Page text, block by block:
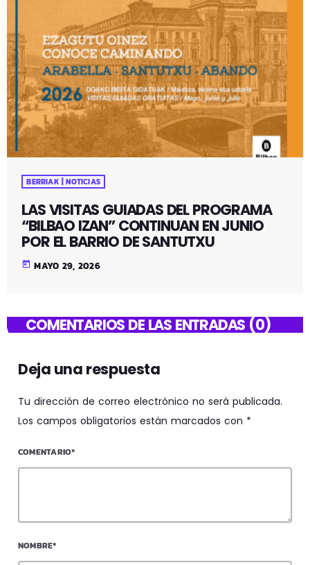
BERRIAK | NOTICIAS
LAS VISITAS GUIADAS DEL PROGRAMA
“BILBAO IZAN” CONTINUAN EN JUNIO
POR EL BARRIO DE SANTUTXU
today MAYO 29, 2026
COMENTARIOS DE LAS ENTRADAS (0)
Deja una respuesta
Tu dirección de correo electrónico no será publicada.
Los campos obligatorios están marcados con *
COMENTARIO*
NOMBRE*